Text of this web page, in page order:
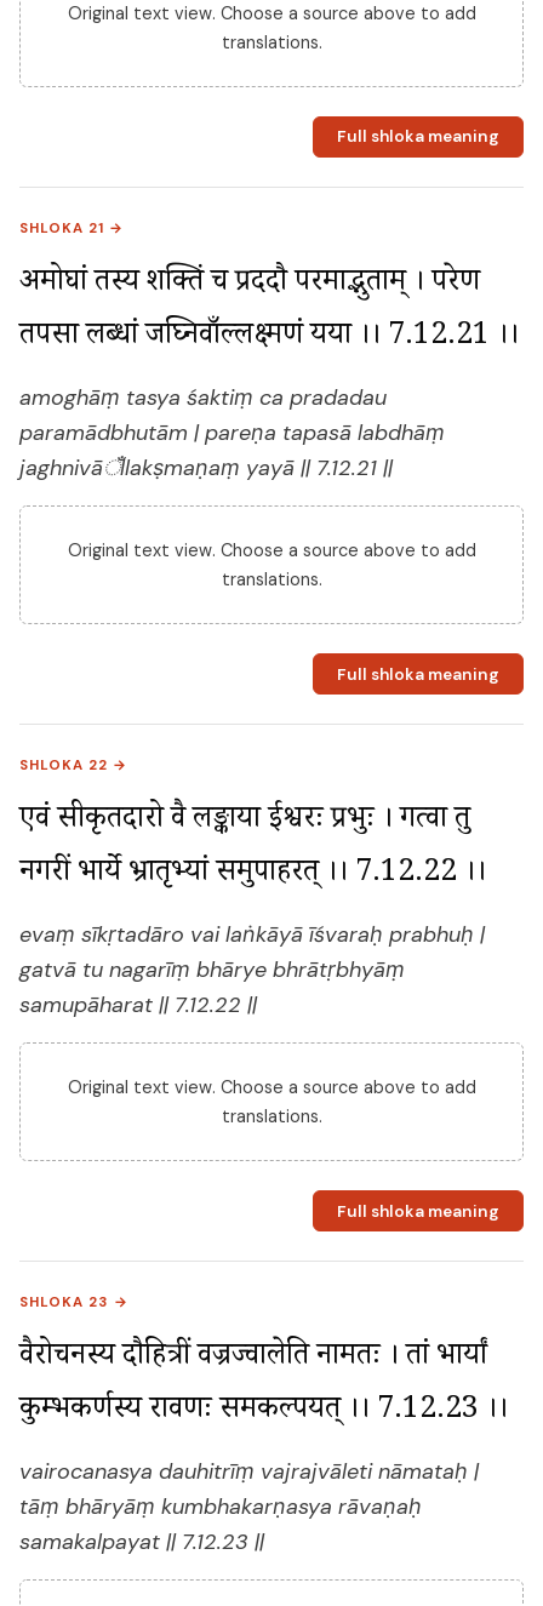
Original text view. Choose a source above to add
translations.
Full shloka meaning
SHLOKA 21 →
अमोघां तस्य शक्तिं च प्रददौ परमाद्भुताम् । परेण
तपसा लब्धां जघ्निवाँल्लक्ष्मणं यया ।। 7.12.21 ।।
amoghāṃ tasya śaktiṃ ca pradadau
paramādbhutām | pareṇa tapasā labdhāṃ
jaghnivāँllakṣmaṇaṃ yayā || 7.12.21 ||
Original text view. Choose a source above to add
translations.
Full shloka meaning
SHLOKA 22 →
एवं सीकृतदारो वै लङ्काया ईश्वरः प्रभुः । गत्वा तु
नगरीं भार्ये भ्रातृभ्यां समुपाहरत् ।। 7.12.22 ।।
evaṃ sīkṛtadāro vai laṅkāyā īśvaraḥ prabhuḥ |
gatvā tu nagarīṃ bhārye bhrātṛbhyāṃ
samupāharat || 7.12.22 ||
Original text view. Choose a source above to add
translations.
Full shloka meaning
SHLOKA 23 →
वैरोचनस्य दौहित्रीं वज्रज्वालेति नामतः । तां भार्यां
कुम्भकर्णस्य रावणः समकल्पयत् ।। 7.12.23 ।।
vairocanasya dauhitrīṃ vajrajvāleti nāmataḥ |
tāṃ bhāryāṃ kumbhakarṇasya rāvaṇaḥ
samakalpayat || 7.12.23 ||